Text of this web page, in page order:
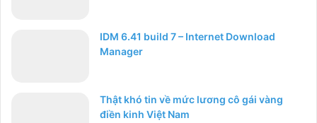
IDM 6.41 build 7 – Internet Download
Manager
Thật khó tin về mức lương cô gái vàng
điền kinh Việt Nam